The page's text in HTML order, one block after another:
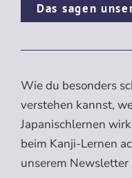
Das sagen
Wie du besonders
verstehen kannst,
Japanischlernen
beim Kanji-Lernen
unserem Newsletter